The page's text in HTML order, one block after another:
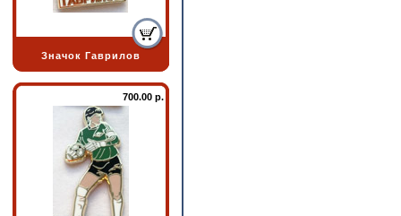
Значок Гаврилов
700.00 р.